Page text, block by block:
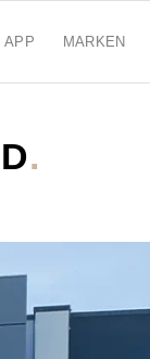
APP MARKEN
.